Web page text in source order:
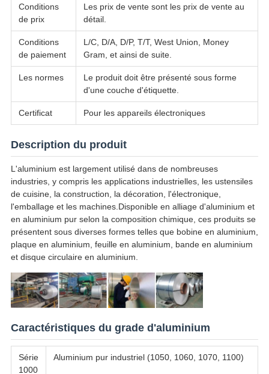
Conditions
de prix
Les prix de vente sont les prix de vente au
détail.
Conditions
de paiement
L/C, D/A, D/P, T/T, West Union, Money
Gram, et ainsi de suite.
Les normes
Le produit doit être présenté sous forme
d'une couche d'étiquette.
Certificat Pour les appareils électroniques
Description du produit
L'aluminium est largement utilisé dans de nombreuses
industries, y compris les applications industrielles, les ustensiles
de cuisine, la construction, la décoration, l'électronique,
l'emballage et les machines.Disponible en alliage d'aluminium et
en aluminium pur selon la composition chimique, ces produits se
présentent sous diverses formes telles que bobine en aluminium,
plaque en aluminium, feuille en aluminium, bande en aluminium
et disque circulaire en aluminium.
Caractéristiques du grade d'aluminium
Série
1000
Aluminium pur industriel (1050, 1060, 1070, 1100)